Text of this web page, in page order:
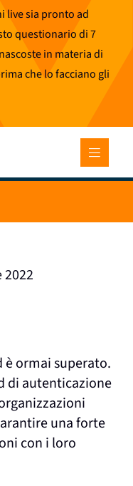
live sia pronto ad
questionario di 7
in materia di
che lo facciano gli
è ormai superato.
di autenticazione
una forte
con i loro